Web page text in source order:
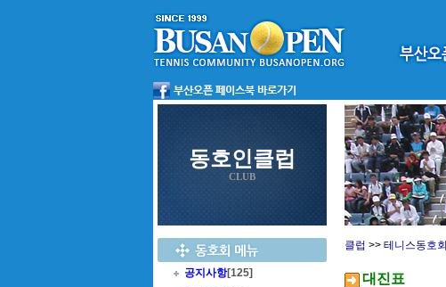
동호인클럽
CLUB
공지사항[125]
클럽 >> 테니스동호회
대진표